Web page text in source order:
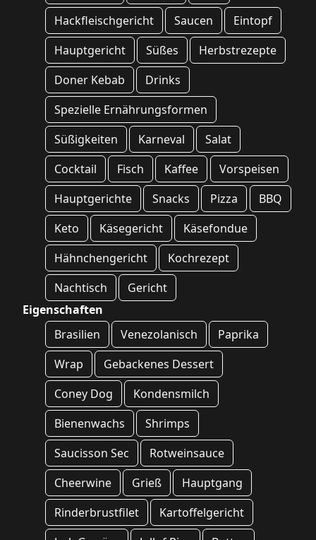
Hackfleischgericht
Saucen
Eintopf
Hauptgericht
Süßes
Herbstrezepte
Doner Kebab
Drinks
Spezielle Ernährungsformen
Süßigkeiten
Karneval
Salat
Cocktail
Fisch Kaffee
Vorspeisen
Hauptgerichte
Snacks Pizza
BBQ
Keto
Käsegericht
Käsefondue
Hähnchengericht
Kochrezept
Nachtisch
Gericht
Eigenschaften
Brasilien
Venezolanisch
Paprika
Wrap
Gebackenes Dessert
Coney Dog
Kondensmilch
Bienenwachs
Shrimps
Saucisson Sec
Rotweinsauce
Cheerwine
Grieß
Hauptgang
Rinderbrustfilet
Kartoffelgericht